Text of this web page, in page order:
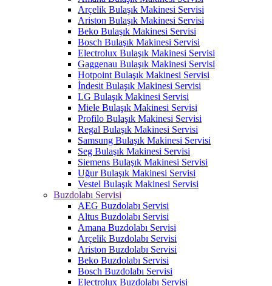
Arçelik Bulaşık Makinesi Servisi
Ariston Bulaşık Makinesi Servisi
Beko Bulaşık Makinesi Servisi
Bosch Bulaşık Makinesi Servisi
Electrolux Bulaşık Makinesi Servisi
Gaggenau Bulaşık Makinesi Servisi
Hotpoint Bulaşık Makinesi Servisi
İndesit Bulaşık Makinesi Servisi
LG Bulaşık Makinesi Servisi
Miele Bulaşık Makinesi Servisi
Profilo Bulaşık Makinesi Servisi
Regal Bulaşık Makinesi Servisi
Samsung Bulaşık Makinesi Servisi
Seg Bulaşık Makinesi Servisi
Siemens Bulaşık Makinesi Servisi
Uğur Bulaşık Makinesi Servisi
Vestel Bulaşık Makinesi Servisi
Buzdolabı Servisi
AEG Buzdolabı Servisi
Altus Buzdolabı Servisi
Amana Buzdolabı Servisi
Arçelik Buzdolabı Servisi
Ariston Buzdolabı Servisi
Beko Buzdolabı Servisi
Bosch Buzdolabı Servisi
Electrolux Buzdolabı Servisi